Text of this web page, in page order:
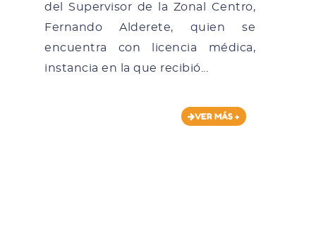
del Supervisor de la Zonal Centro,
Fernando Alderete, quien se
encuentra con licencia médica,
instancia en la que recibió...
VER MÁS +